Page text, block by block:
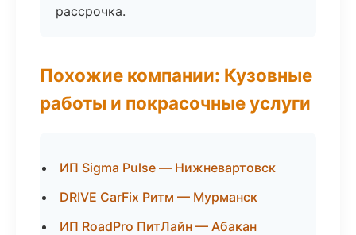
рассрочка.
Похожие компании: Кузовные
работы и покрасочные услуги
ИП Sigma Pulse — Нижневартовск
DRIVE CarFix Ритм — Мурманск
ИП RoadPro ПитЛайн — Абакан